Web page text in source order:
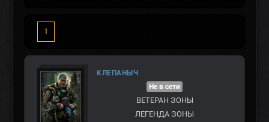
1
КЛЕПАНЫЧ
Не в сети
ВЕТЕРАН ЗOНЫ
ЛЕГЕНДА ЗОНЫ